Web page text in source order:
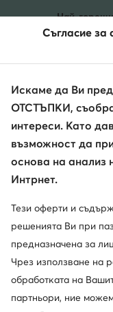
КЪМ ОСНОВНОТО
КЪМ ТЪРСЕНЕ
Най-
Търси марка,
Съгласие за
Искаме да Ви
ОТСТЪПКИ,
интереси. Като
възможност да
основа на анализ
Интрнет.
Тези оферти и
решенията Ви при
предназначена за
Чрез използване на
обработката на
партньори, ние